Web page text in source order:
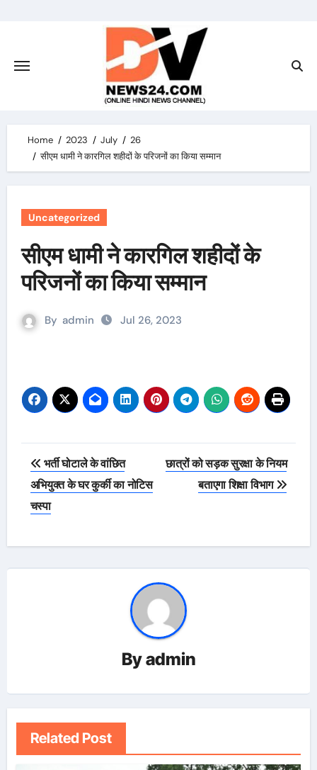
Home 2023 July
26
सीएम धामी ने कारगिल शहीदों के परिजनों का किया सम्मान
Uncategorized
सीएम धामी ने कारगिल शहीदों के
परिजनों का किया सम्मान
By admin Jul 26, 2023
Post
navigation
भर्ती घोटाले के वांछित
अभियुक्त के घर कुर्की का नोटिस
चस्पा
छात्रों को सड़क सुरक्षा के नियम
बताएगा शिक्षा विभाग
Byadmin
Related Post